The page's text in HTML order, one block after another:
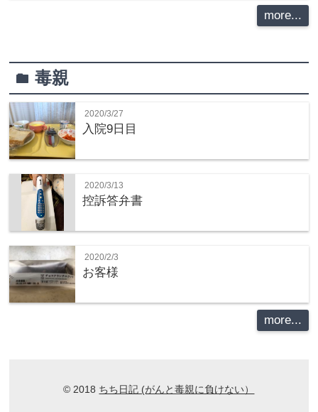
more...
folder毒親
2020/3/27
入院9日目
2020/3/13
控訴答弁書
2020/2/3
お客様
more...
© 2018 ちち日記 (がんと毒親に負けない）